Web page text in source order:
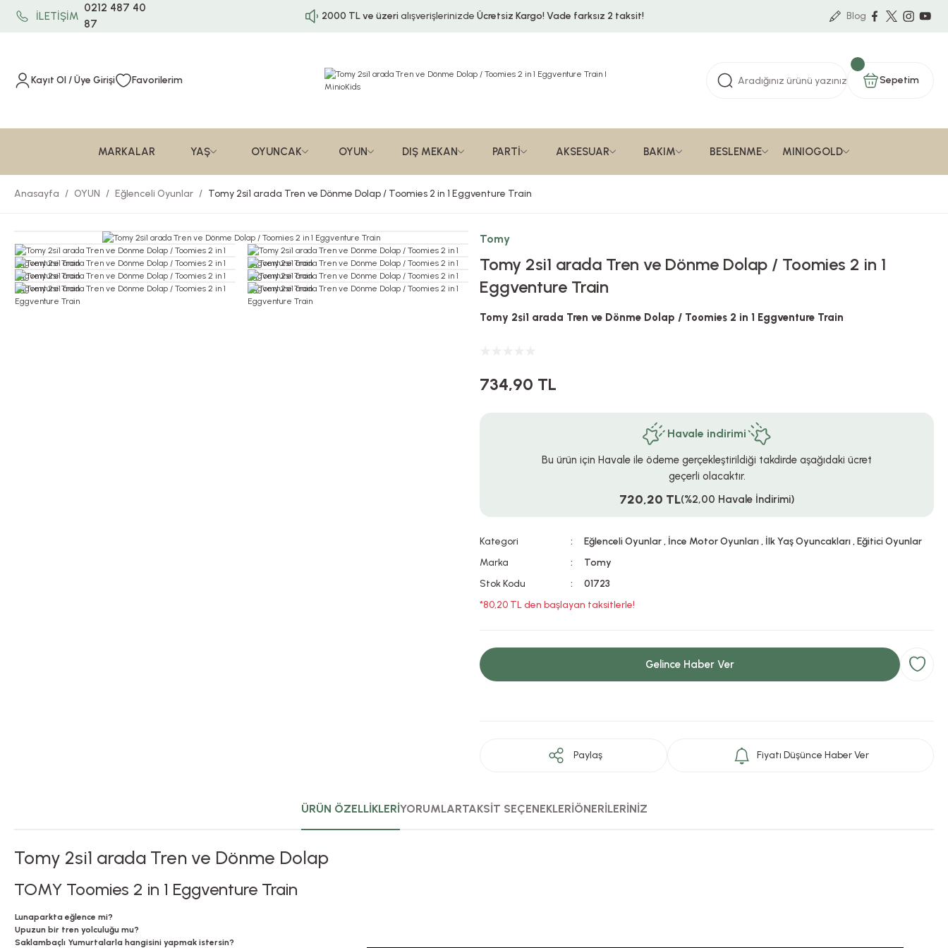
İLETİŞİM
0212 487 40
87
2000 TL ve üzerialışverişlerinizde Ücretsiz Kargo!Vade farksız 2 taksit! Blog
Kayıt Ol / Üye Girişi Favorilerim Sepetim
MARKALAR YAŞ OYUNCAK OYUN DIŞ MEKAN PARTİ AKSESUAR BAKIM BESLENME MINIOGOLD
Anasayfa OYUN Eğlenceli Oyunlar Tomy 2si1 arada Tren ve Dönme Dolap / Toomies 2 in 1 Eggventure Train
Tomy
Tomy 2si1 arada Tren ve Dönme Dolap / Toomies 2 in 1
Eggventure Train
Tomy 2si1 arada Tren ve Dönme Dolap / Toomies 2 in 1 Eggventure Train
734,90 TL
Havale indirimi
Bu ürün için Havale ile ödeme gerçekleştirildiği takdirde aşağıdaki ücret
geçerli olacaktır.
720,20 TL(%2,00 Havale İndirimi)
Kategori Eğlenceli Oyunlar, İnce Motor Oyunları, İlk Yaş Oyuncakları,Eğitici Oyunlar
Marka
Tomy
Stok Kodu
01723
*80,20 TL den başlayan taksitlerle!
Gelince Haber Ver
Paylaş Fiyatı Düşünce Haber Ver
ÜRÜN ÖZELLİKLERİYORUMLARTAKSİT SEÇENEKLERİÖNERİLERİNİZ
Tomy 2si1 arada Tren ve Dönme Dolap
TOMY Toomies 2 in 1 Eggventure Train
Lunaparkta eğlence mi?
Upuzun bir tren yolculuğu mu?
Saklambaçlı Yumurtalarla hangisini yapmak istersin?